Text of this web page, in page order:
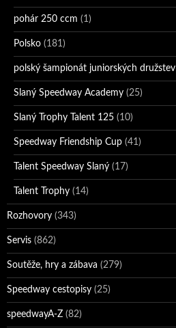
pohár 250 ccm (1)
Polsko (181)
polský šampionát juniorských družstev
Slaný Speedway Academy (25)
Slaný Trophy Talent 125 (10)
Speedway Friendship Cup (41)
Talent Speedway Slaný (17)
Talent Trophy (14)
Rozhovory (343)
Servis (862)
Soutěže, hry a zábava (279)
Speedway cestopisy (25)
speedwayA-Z (82)